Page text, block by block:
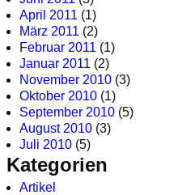
April 2011 (1)
März 2011 (2)
Februar 2011 (1)
Januar 2011 (2)
November 2010 (3)
Oktober 2010 (1)
September 2010 (5)
August 2010 (3)
Juli 2010 (5)
Kategorien
Artikel